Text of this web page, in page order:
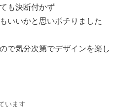
も決断付かず
いいかと思いポチりました
で気分次第でデザインを楽し
います